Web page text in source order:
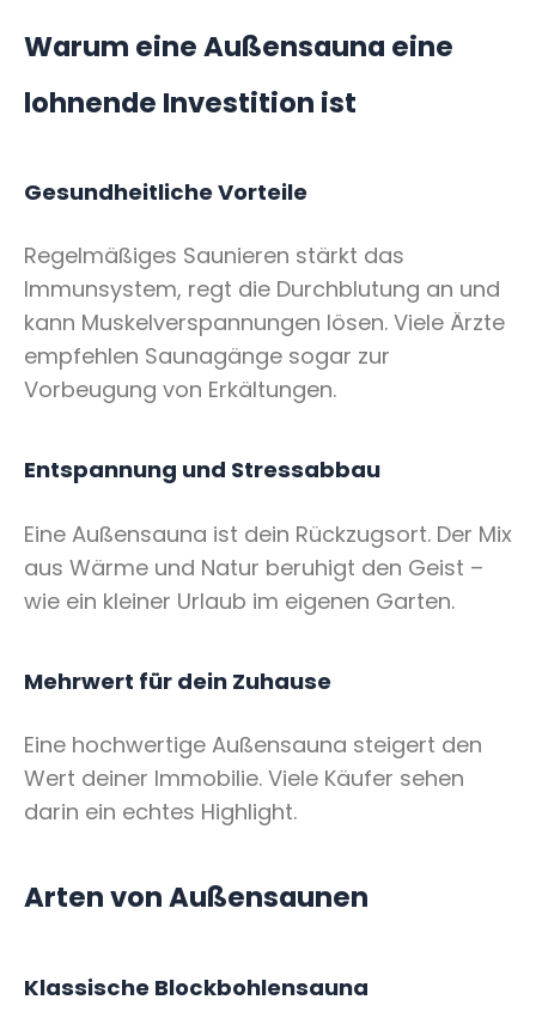
Warum eine Außensauna eine
lohnende Investition ist
Gesundheitliche Vorteile
Regelmäßiges Saunieren stärkt das
Immunsystem, regt die Durchblutung an und
kann Muskelverspannungen lösen. Viele Ärzte
empfehlen Saunagänge sogar zur
Vorbeugung von Erkältungen.
Entspannung und Stressabbau
Eine Außensauna ist dein Rückzugsort. Der Mix
aus Wärme und Natur beruhigt den Geist –
wie ein kleiner Urlaub im eigenen Garten.
Mehrwert für dein Zuhause
Eine hochwertige Außensauna steigert den
Wert deiner Immobilie. Viele Käufer sehen
darin ein echtes Highlight.
Arten von Außensaunen
Klassische Blockbohlensauna